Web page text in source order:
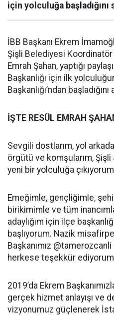
için yolculuğa başladığını
İBB Başkanı Ekrem
Şişli Belediyesi Koordinatör
Emrah Şahan, yaptığı
Başkanlığı için ilk
Başkanlığı’ndan başladığını
İŞTE RESÜL EMRAH
Sevgili dostlarım, yol
örgütü ve komşularım,
yeni bir yolculuğa
Emeğimle, gençliğimle,
birikimimle ve tüm
adaylığım için ilçe
başlıyorum. Nazik
Başkanımız
herkese teşekkür
2019’da Ekrem
gerçek hizmet anlayışı ve
vizyonumuz güçlenerek